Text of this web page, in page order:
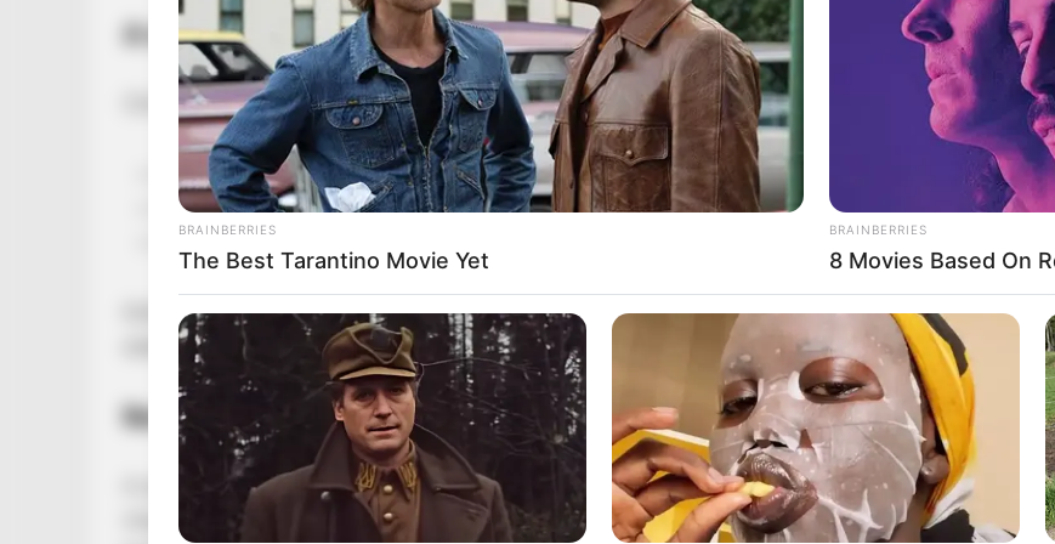
A magyar klubkultúra egyik meghatározó alakja volt
Chriss Ronson tehetsége már tinédzserkorában megmutatkozott:
tizenévesen kezdett zenével foglalkozni,
1994-ben állt először a lemezjátszók mögé,
a ’90-es évek végére pedig
az ország legismertebb klubjainak állandó fellépőjelett.
Különleges hangzásvilága, kifinomult szettjei és alázata miatt hamar legendává vált a hazai
elektronikus zenei életben. Nevét nemcsak Magyarországon, hanem külföldön is ismerték.
Barátai, pályatársai is gyászolják
A zenész közösség tagjai sorra osztják meg emlékeiket és búcsúzó soraikat. Sokan hangsúlyozzák,
milyen inspiráló, segítőkész és mélyen emberi személyiség volt Horváth Krisztián – nem csupán
BRAINBERRIES
The Best Tarantino Movie Yet
BRAINBERRIES
8 Movies Based On